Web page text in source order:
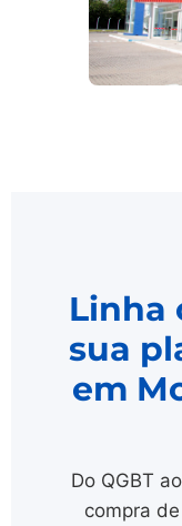
Linha
sua
em
Do QGBT
compra